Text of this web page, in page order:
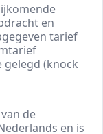
en
tarief
(knock
de
en is